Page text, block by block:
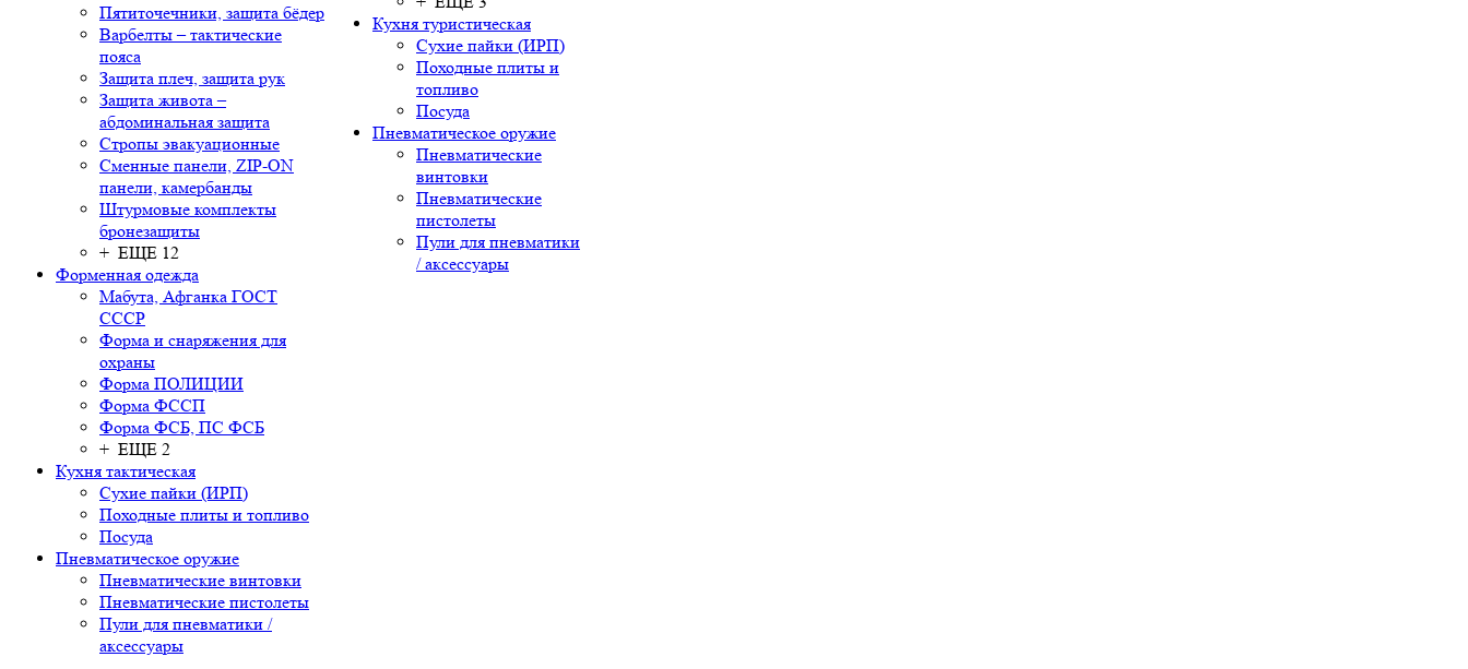
Пятиточечники, защита бёдер
Варбелты – тактические
пояса
Защита плеч, защита рук
Защита живота –
абдоминальная защита
Стропы эвакуационные
Сменные панели, ZIP-ON
панели, камербанды
Штурмовые комплекты
бронезащиты
+ ЕЩЕ 12
Форменная одежда
Мабута, Афганка ГОСТ
СССР
Форма и снаряжения для
охраны
Форма ПОЛИЦИИ
Форма ФССП
Форма ФСБ, ПС ФСБ
+ ЕЩЕ 2
Кухня тактическая
Сухие пайки (ИРП)
Походные плиты и топливо
Посуда
Пневматическое оружие
Пневматические винтовки
Пневматические пистолеты
Пули для пневматики /
аксессуары
Кухня туристическая
Сухие пайки (ИРП)
Походные плиты и
топливо
Посуда
Пневматическое оружие
Пневматические
винтовки
Пневматические
пистолеты
Пули для пневматики
/ аксессуары